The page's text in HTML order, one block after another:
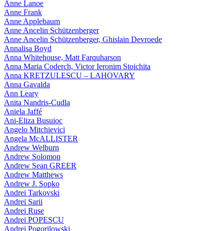
Anne Lanoe
Anne Frank
Anne Applebaum
Anne Ancelin Schützenberger
Anne Ancelin Schützenberger, Ghislain Devroede
Annalisa Boyd
Anna Whitehouse, Matt Farquharson
Anna Maria Coderch, Victor Ieronim Stoichita
Anna KRETZULESCU – LAHOVARY
Anna Gavalda
Ann Leary
Anita Nandris-Cudla
Aniela Jaffé
Ani-Eliza Busuioc
Angelo Mitchievici
Angela McALLISTER
Andrew Welburn
Andrew Solomon
Andrew Sean GREER
Andrew Matthews
Andrew J. Sopko
Andrei Tarkovski
Andrei Sarii
Andrei Ruse
Andrei POPESCU
Andrei Pogorilowski